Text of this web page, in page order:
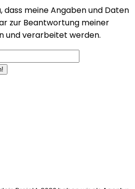
dass meine Angaben und Daten
zur Beantwortung meiner
und verarbeitet werden.